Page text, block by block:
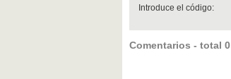
Introduce el código:
Comentarios - total 0